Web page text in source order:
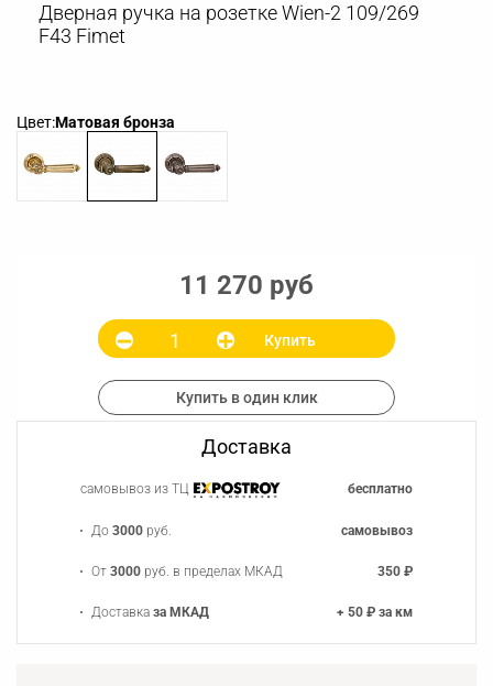
Дверная ручка на розетке Wien-2 109/269
F43 Fimet
Цвет:Матовая бронза
11 270 руб
Купить
Купить в один клик
Доставка
самовывоз из ТЦ бесплатно
До3000 руб. самовывоз
От3000 руб. в пределах МКАД 350 ₽
Доставказа МКАД + 50 ₽ за км